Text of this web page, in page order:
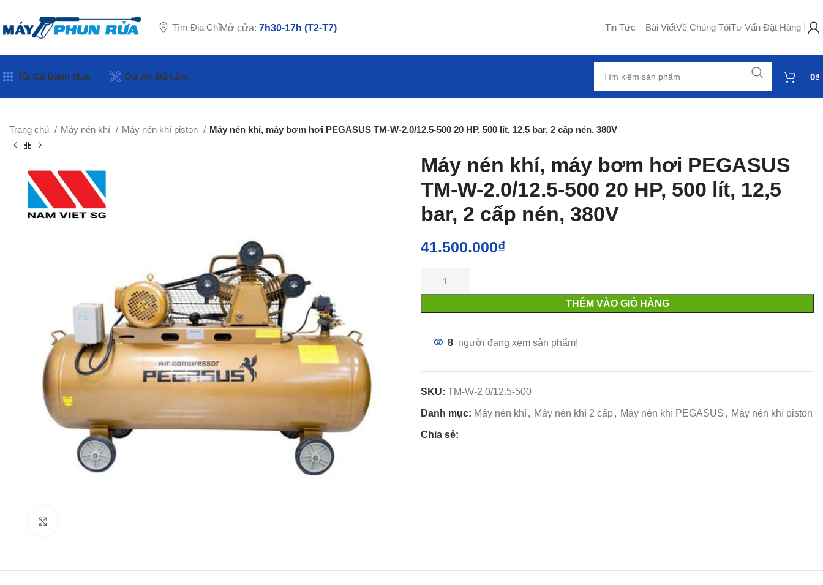
Tìm Địa ChỉMở cửa: 7h30-17h (T2-T7) Tin Tức – Bài ViếtVề Chúng TôiTư Vấn Đặt Hàng
Tất Cả Danh Mục Dự Án Đã Làm 0₫
Trang chủ Máy nén khí Máy nén khí piston Máy nén khí, máy bơm hơi PEGASUS TM-W-2.0/12.5-500 20 HP, 500 lít, 12,5 bar, 2 cấp nén, 380V
Máy nén khí, máy bơm hơi PEGASUS
TM-W-2.0/12.5-500 20 HP, 500 lít, 12,5
bar, 2 cấp nén, 380V
41.500.000₫
THÊM VÀO GIỎ HÀNG
8 người đang xem sản phẩm!
SKU: TM-W-2.0/12.5-500
Danh mục: Máy nén khí, Máy nén khí 2 cấp, Máy nén khí PEGASUS , Máy nén khí piston
Chia sẻ: